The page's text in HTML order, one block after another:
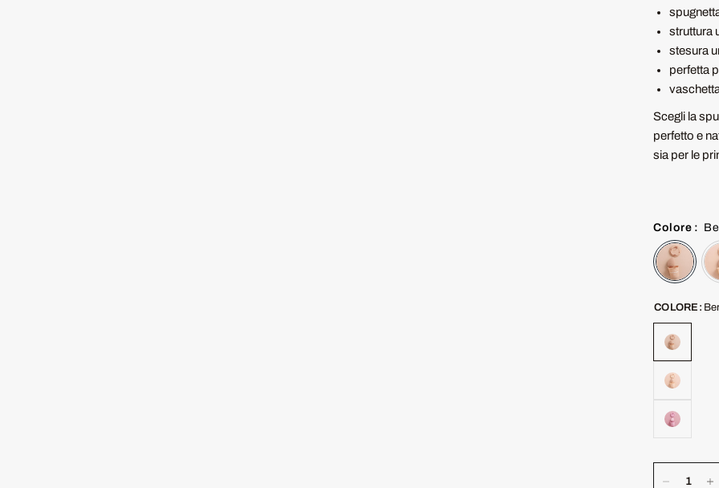
struttura
stesura
perfetta
Scegli la
perfetto e
sia per le
Colore :
COLORE: